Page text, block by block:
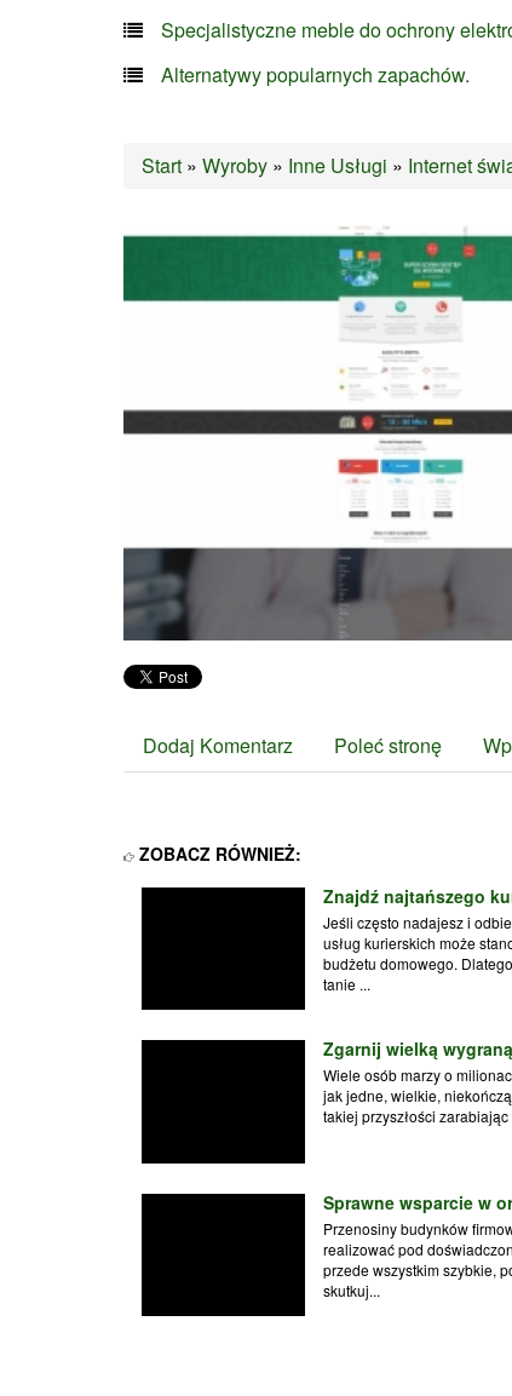
Specjalistyczne meble do ochrony
Alternatywy popularnych zapachów.
Start » Wyroby » Inne Usługi » Internet
Dodaj Komentarz Poleć stronę
ZOBACZ RÓWNIEŻ:
Znajdź najtańszego
Jeśli często nadajesz i
usług kurierskich może
budżetu domowego.
tanie ...
Zgarnij wielką
Wiele osób marzy o
jak jedne, wielkie,
takiej przyszłości
Sprawne wsparcie w
Przenosiny budynków
realizować pod
przede wszystkim szybkie,
skutkuj...